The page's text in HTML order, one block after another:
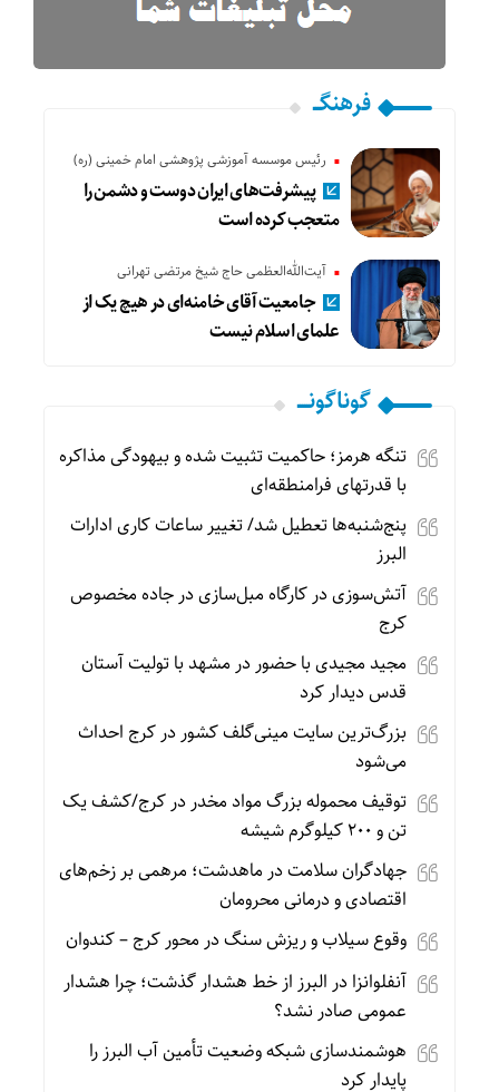
فرهنگـــ
رئیس موسسه آموزشی پژوهشی امام خمینی (ره)
پیشرفت‌های ایران دوست و دشمن را
متعجب کرده است
آیت‌الله‌العظمی حاج شیخ مرتضی تهرانی
جامعیت آقای خامنه‌ای در هیچ یک از
علمای اسلام نیست
گوناگونـــــ
تنگه هرمز؛ حاکمیت تثبیت شده و بیهودگی مذاکره
با قدرتهای فرامنطقه‌ای
پنج‌شنبه‌ها تعطیل شد/ تغییر ساعات کاری ادارات
البرز
آتش‌سوزی در کارگاه مبل‌سازی در جاده مخصوص
کرج
مجید مجیدی با حضور در مشهد با تولیت آستان
قدس دیدار کرد
بزرگ‌ترین سایت مینی‌گلف کشور در کرج احداث
می‌شود
توقیف محموله بزرگ مواد مخدر در کرج‌/کشف یک
تن و ۲۰۰ کیلوگرم ‌شیشه‌
جهادگران سلامت در ماهدشت؛ مرهمی بر زخم‌های
اقتصادی و درمانی محرومان
وقوع سیلاب و ریزش سنگ در محور کرج – کندوان
آنفلوانزا در البرز از خط هشدار گذشت؛ چرا هشدار
عمومی ‌صادر نشد؟
هوشمندسازی شبکه وضعیت تأمین آب البرز را
پایدار کرد